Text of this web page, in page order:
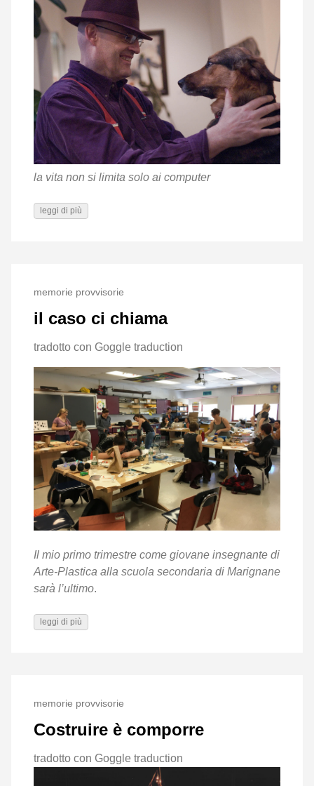
la vita non si limita solo ai computer
leggi di più
memorie provvisorie
il caso ci chiama
tradotto con Goggle traduction
Il mio primo trimestre come giovane insegnante di
Arte-Plastica alla scuola secondaria di Marignane
sarà l’ultimo.
leggi di più
memorie provvisorie
Costruire è comporre
tradotto con Goggle traduction